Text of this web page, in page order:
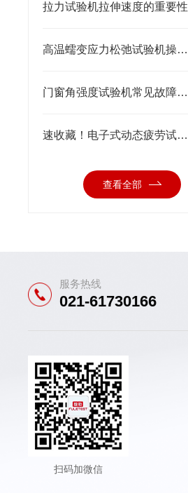
拉力试验机拉伸速度的重要性
高温蠕变应力松弛试验机操作注意事项
门窗角强度试验机常见故障及保养
速收藏！电子式动态疲劳试验机常见故障的解决方法分享
查看全部
服务热线
021-61730166
扫码加微信